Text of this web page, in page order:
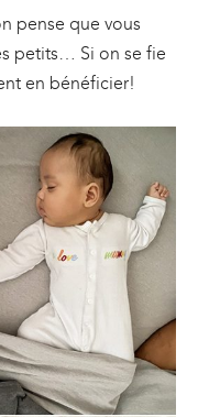
pense que vous
petits… Si on se fie
en bénéficier!